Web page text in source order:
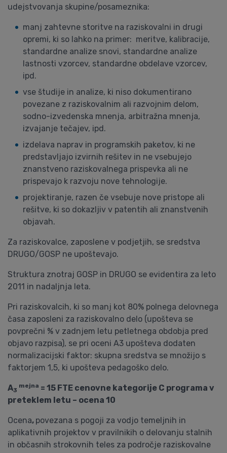
udejstvovanja skupine/posameznika:
manj zahtevne storitve na raziskovalni in drugi
opremi, ki so lahko na primer: meritve, kalibracije,
standardne analize snovi, standardne analize
lastnosti vzorcev, standardne obdelave vzorcev,
ipd.
vse študije in analize, ki niso dokumentirano
povezane z raziskovalnim ali razvojnim delom,
sodno-izvedenska mnenja, arbitražna mnenja,
izvajanje tečajev, ipd.
izdelava naprav in programskih paketov, ki ne
predstavljajo izvirnih rešitev in ne vsebujejo
znanstveno raziskovalnega prispevka ali ne
prispevajo k razvoju nove tehnologije.
projektiranje, razen če vsebuje nove pristope ali
rešitve, ki so dokazljiv v patentih ali znanstvenih
objavah.
Za raziskovalce, zaposlene v podjetjih, se sredstva
DRUGO/GOSP ne upoštevajo.
Struktura znotraj GOSP in DRUGO se evidentira za leto
2011 in nadaljnja leta.
Pri raziskovalcih, ki so manj kot 80% polnega delovnega
časa zaposleni za raziskovalno delo (upošteva se
povprečni % v zadnjem letu petletnega obdobja pred
objavo razpisa), se pri oceni A3 upošteva dodaten
normalizacijski faktor: skupna sredstva se množijo s
faktorjem 1,5, ki upošteva pedagoško delo.
A3
mejna = 15 FTE cenovne kategorije C programa v
preteklem letu – ocena 10
Ocena, povezana s pogoji za vodjo temeljnih in
aplikativnih projektov v pravilnikih o delovanju stalnih
in občasnih strokovnih teles za področje raziskovalne